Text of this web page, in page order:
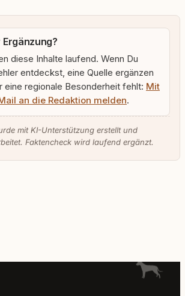
diese Inhalte laufend. Wenn Du
entdeckst, eine Quelle ergänzen
regionale Besonderheit fehlt: Mit
an die Redaktion melden.
mit KI-Unterstützung erstellt und
Faktencheck wird laufend ergänzt.